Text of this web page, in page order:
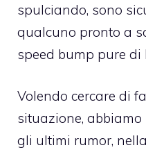
spulciando, sono
qualcuno pronto a
speed bump pure di
Volendo cercare di
situazione,
gli ultimi rumor,